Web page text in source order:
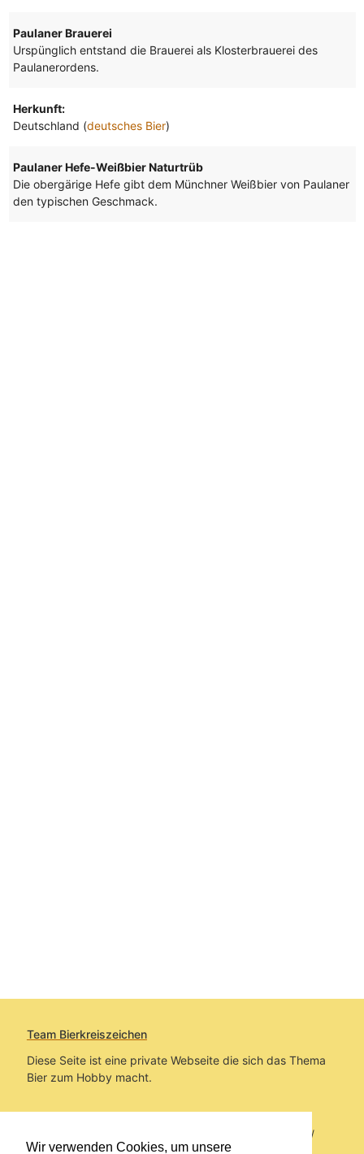
Wir verwenden Cookies, um unsere
Paulaner Brauerei
Urspünglich entstand die Brauerei als Klosterbrauerei des
Paulanerordens.
Herkunft:
Deutschland (deutsches Bier)
Paulaner Hefe-Weißbier Naturtrüb
Die obergärige Hefe gibt dem Münchner Weißbier von Paulaner
den typischen Geschmack.
Team Bierkreiszeichen
Diese Seite ist eine private Webseite die sich das Thema
Bier zum Hobby macht.
Sie befinden sich auf https://www.bierkreiszeichen.at/